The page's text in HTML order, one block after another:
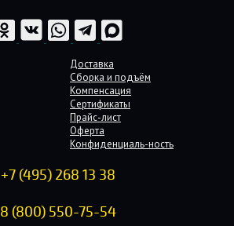
Доставка
Сборка и подъём
Компенсация
Сертификаты
Прайс-лист
Оферта
Конфиденциаль-ность
+7 (495) 268 13 38
8 (800) 550-75-54